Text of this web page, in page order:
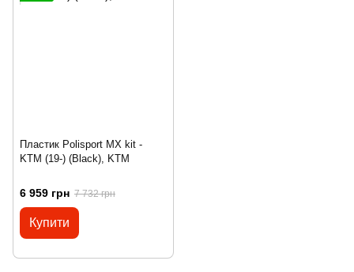
Пластик Polisport MX kit -
KTM (19-) (Black), KTM
6 959 грн 7 732 грн
Купити